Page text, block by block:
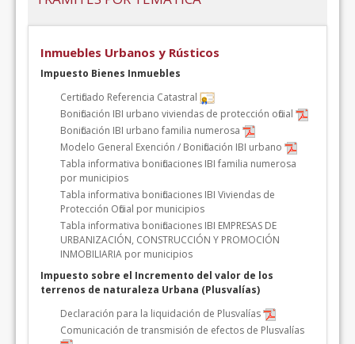
Inmuebles Urbanos y Rústicos
Impuesto Bienes Inmuebles
Certificado Referencia Catastral
Bonificación IBI urbano viviendas de protección oficial
Bonificación IBI urbano familia numerosa
Modelo General Exención / Bonificación IBI urbano
Tabla informativa bonificaciones IBI familia numerosa
por municipios
Tabla informativa bonificaciones IBI Viviendas de
Protección Oficial por municipios
Tabla informativa bonificaciones IBI EMPRESAS DE
URBANIZACIÓN, CONSTRUCCIÓN Y PROMOCIÓN
INMOBILIARIA por municipios
Impuesto sobre el Incremento del valor de los
terrenos de naturaleza Urbana (Plusvalías)
Declaración para la liquidación de Plusvalías
Comunicación de transmisión de efectos de Plusvalías